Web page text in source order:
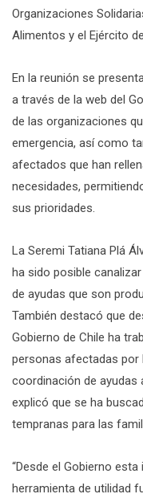
Organizaciones
Alimentos y el Ejército
En la reunión se
a través de la web del
de las organizaciones
emergencia, así como
afectados que han
necesidades,
sus prioridades.
La Seremi Tatiana Plá
ha sido posible
de ayudas que son
También destacó que
Gobierno de Chile ha
personas afectadas por
coordinación de ayudas
explicó que se ha
tempranas para las
“Desde el Gobierno
herramienta de utilidad